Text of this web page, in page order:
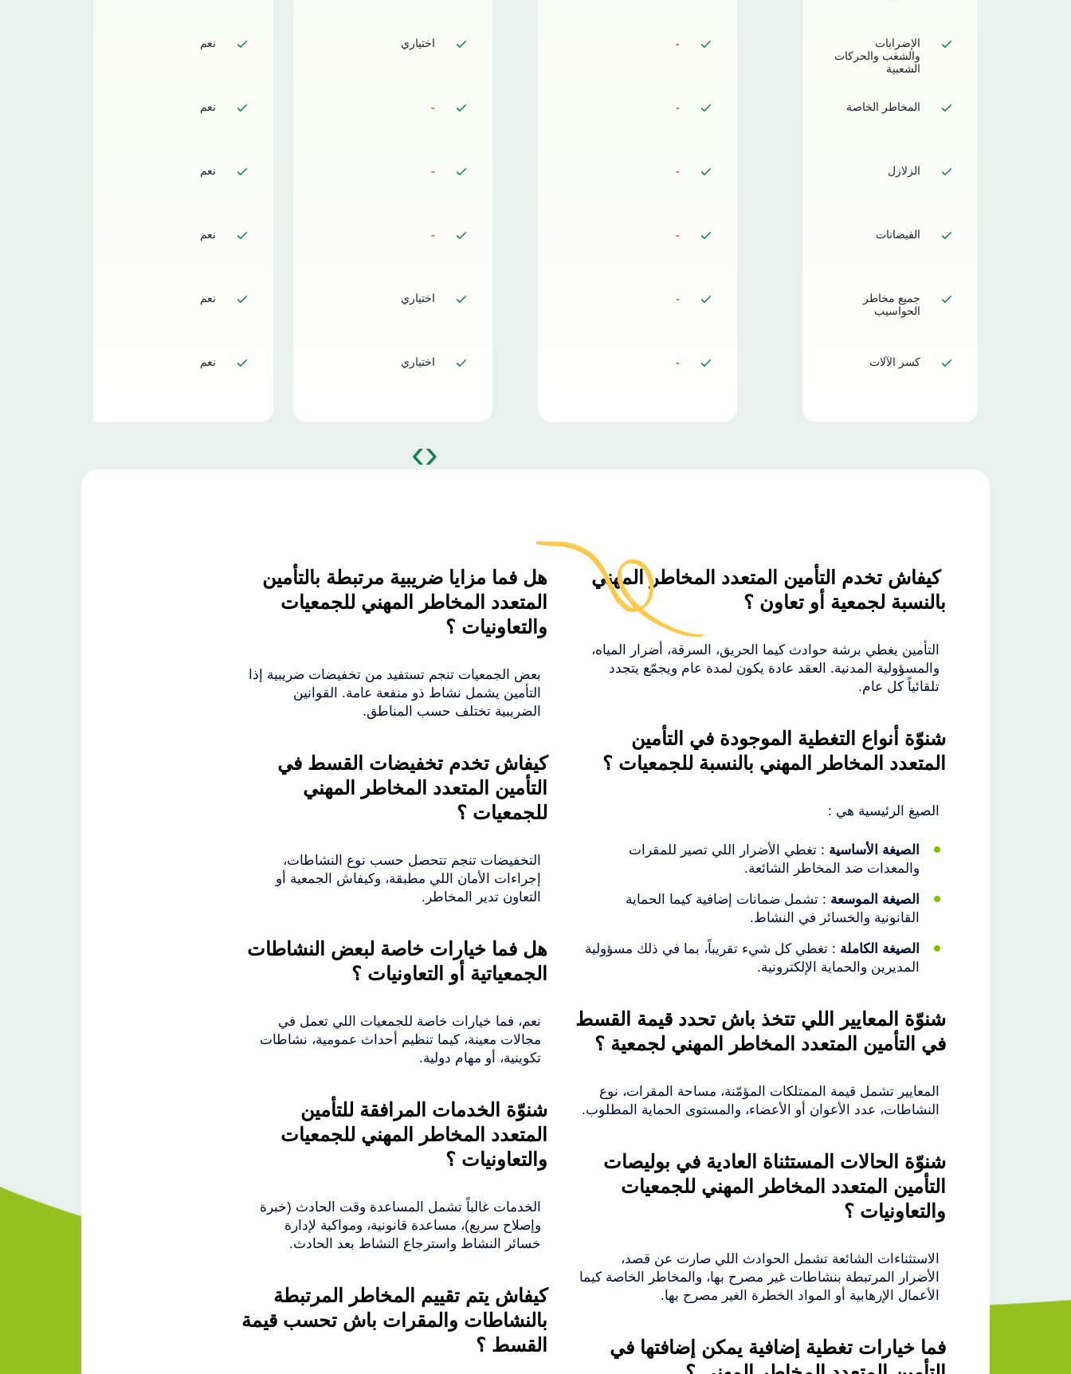
الإضرابات
والشغب والحركات
الشعبية
المخاطر الخاصة
الزلازل
الفيضانات
جميع مخاطر
الحواسيب
كسر الآلات
-
-
-
-
-
-
اختياري
-
-
-
اختياري
اختياري
نعم
نعم
نعم
نعم
نعم
نعم
‹
›
كيفاش تخدم التأمين المتعدد المخاطر المهني
بالنسبة لجمعية أو تعاون ؟
التأمين يغطي برشة حوادث كيما الحريق، السرقة، أضرار المياه،
والمسؤولية المدنية. العقد عادة يكون لمدة عام ويجمّع يتجدد
تلقائياً كل عام.
شنوّة أنواع التغطية الموجودة في التأمين
المتعدد المخاطر المهني بالنسبة للجمعيات ؟
الصيغ الرئيسية هي :
الصيغة الأساسية : تغطي الأضرار اللي تصير للمقرات
والمعدات ضد المخاطر الشائعة.
الصيغة الموسعة : تشمل ضمانات إضافية كيما الحماية
القانونية والخسائر في النشاط.
الصيغة الكاملة : تغطي كل شيء تقريباً، بما في ذلك مسؤولية
المديرين والحماية الإلكترونية.
شنوّة المعايير اللي تتخذ باش تحدد قيمة القسط
في التأمين المتعدد المخاطر المهني لجمعية ؟
المعايير تشمل قيمة الممتلكات المؤمّنة، مساحة المقرات، نوع
النشاطات، عدد الأعوان أو الأعضاء، والمستوى الحماية المطلوب.
شنوّة الحالات المستثناة العادية في بوليصات
التأمين المتعدد المخاطر المهني للجمعيات
والتعاونيات ؟
الاستثناءات الشائعة تشمل الحوادث اللي صارت عن قصد،
الأضرار المرتبطة بنشاطات غير مصرح بها، والمخاطر الخاصة كيما
الأعمال الإرهابية أو المواد الخطرة الغير مصرح بها.
فما خيارات تغطية إضافية يمكن إضافتها في
هل فما مزايا ضريبية مرتبطة بالتأمين
المتعدد المخاطر المهني للجمعيات
والتعاونيات ؟
بعض الجمعيات تنجم تستفيد من تخفيضات ضريبية إذا
التأمين يشمل نشاط ذو منفعة عامة. القوانين
الضريبية تختلف حسب المناطق.
كيفاش تخدم تخفيضات القسط في
التأمين المتعدد المخاطر المهني
للجمعيات ؟
التخفيضات تنجم تتحصل حسب نوع النشاطات،
إجراءات الأمان اللي مطبقة، وكيفاش الجمعية أو
التعاون تدير المخاطر.
هل فما خيارات خاصة لبعض النشاطات
الجمعياتية أو التعاونيات ؟
نعم، فما خيارات خاصة للجمعيات اللي تعمل في
مجالات معينة، كيما تنظيم أحداث عمومية، نشاطات
تكوينية، أو مهام دولية.
شنوّة الخدمات المرافقة للتأمين
المتعدد المخاطر المهني للجمعيات
والتعاونيات ؟
الخدمات غالباً تشمل المساعدة وقت الحادث (خبرة
وإصلاح سريع)، مساعدة قانونية، ومواكبة لإدارة
خسائر النشاط واسترجاع النشاط بعد الحادث.
كيفاش يتم تقييم المخاطر المرتبطة
بالنشاطات والمقرات باش تحسب قيمة
القسط ؟